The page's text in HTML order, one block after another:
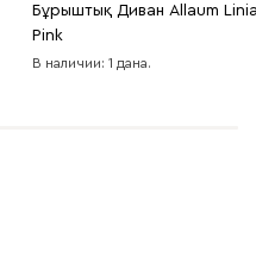
Бұрыштық Диван Allaum
Pink
В наличии: 1 дана.